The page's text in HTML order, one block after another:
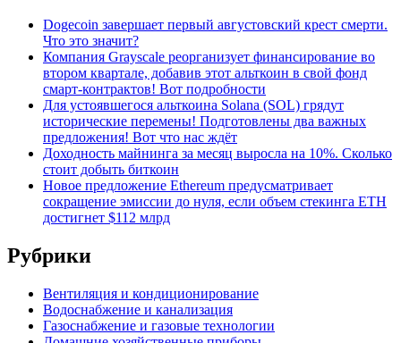
Dogecoin завершает первый августовский крест смерти.
Что это значит?
Компания Grayscale реорганизует финансирование во
втором квартале, добавив этот альткоин в свой фонд
смарт-контрактов! Вот подробности
Для устоявшегося альткоина Solana (SOL) грядут
исторические перемены! Подготовлены два важных
предложения! Вот что нас ждёт
Доходность майнинга за месяц выросла на 10%. Сколько
стоит добыть биткоин
Новое предложение Ethereum предусматривает
сокращение эмиссии до нуля, если объем стекинга ETH
достигнет $112 млрд
Рубрики
Вентиляция и кондиционирование
Водоснабжение и канализация
Газоснабжение и газовые технологии